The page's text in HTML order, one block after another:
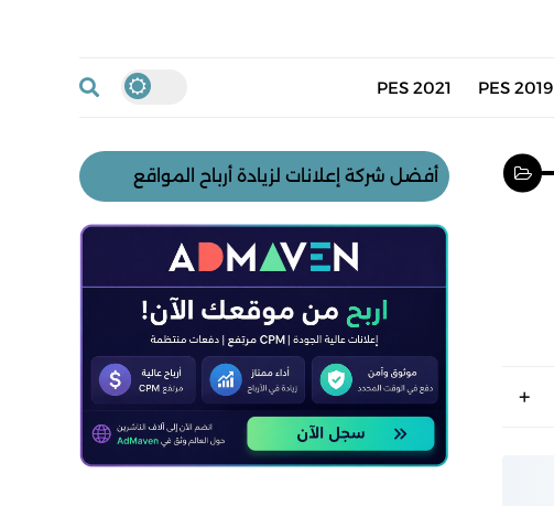
PES 2019
PES 2021
أفضل شركة إعلانات لزيادة أرباح المواقع